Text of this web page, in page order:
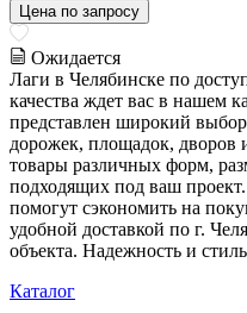
Цена по запросу
Ожидается
Лаги в Челябинске по
качества ждет вас в нашем
представлен широкий выбор
дорожек, площадок,
товары различных форм,
подходящих под ваш
помогут сэкономить на
удобной доставкой по г.
объекта. Надежность и
Каталог